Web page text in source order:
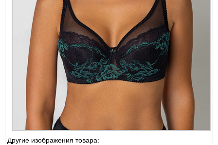
Другие изображения товара: